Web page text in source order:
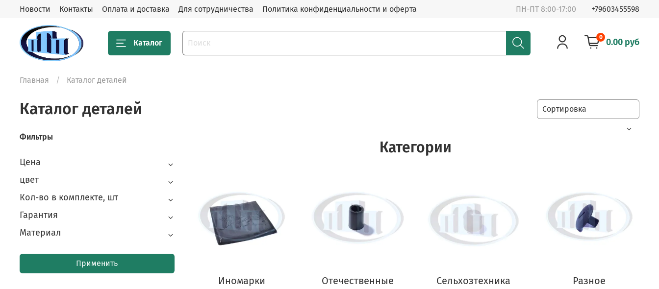
Новости Контакты Оплата и доставка Для сотрудничества Политика конфиденциальности и оферта ПН-ПТ 8:00-17:00 +79603455598
Каталог
0 0.00 руб
Главная Каталог деталей
Каталог деталей
Категории
Иномарки
Отечественные
Сельхозтехника Разное
Фильтры
Цена
цвет
Кол-во в комплекте, шт
Гарантия
Материал
Применить